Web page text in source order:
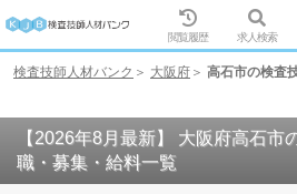
閲覧履歴 求人検索
検査技師人材バンク 大阪府
高石市の検査
【2026年8月最新】 大阪府高石市
職・募集・給料一覧